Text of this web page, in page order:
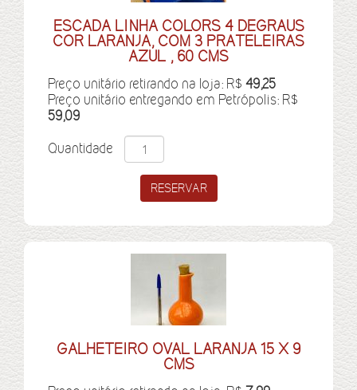
ESCADA LINHA COLORS 4 DEGRAUS
COR LARANJA, COM 3 PRATELEIRAS
AZUL , 60 CMS
Preço unitário retirando na loja: R$ 49,25
Preço unitário entregando em Petrópolis: R$
59,09
Quantidade
GALHETEIRO OVAL LARANJA 15 X 9
CMS